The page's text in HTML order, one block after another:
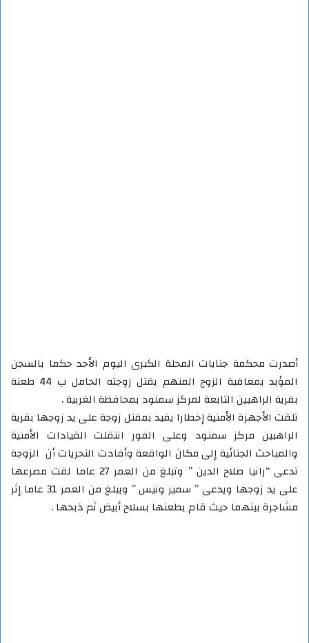
أصدرت محكمة جنايات المحلة الكبرى اليوم الأحد حكما بالسجن
المؤبد بمعاقبة الزوج المتهم بقتل زوجته الحامل ب 44 طعنة
بقرية الراهبين التابعة لمركز سمنود بمحافظة الغربية .
تلقت الأجهزة الأمنية إخطارا يفيد بمقتل زوجة على يد زوجها بقرية
الراهبين مركز سمنود وعلى الفور انتقلت القيادات الأمنية
والمباحث الجنائية إلى مكان الواقعة وأفادت التحريات أن الزوجة
تدعى “رانيا صلاح الدين ” وتبلغ من العمر 27 عاما لقت مصرعها
على يد زوجها ويدعى ” سمير ونيس ” ويبلغ من العمر 31 عاما إثر
مشاجرة بينهما حيث قام بطعنها بسلاح أبيض ثم ذبحها .